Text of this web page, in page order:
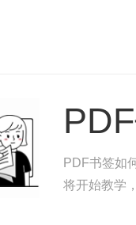
PDF书签如
将开始教学